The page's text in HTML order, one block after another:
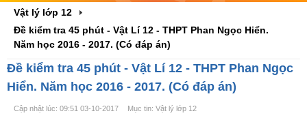
Vật lý lớp 12
Đề kiểm tra 45 phút - Vật Lí 12 - THPT Phan Ngọc Hiển.
Năm học 2016 - 2017. (Có đáp án)
Đề kiểm tra 45 phút - Vật Lí 12 - THPT Phan Ngọc
Hiển. Năm học 2016 - 2017. (Có đáp án)
Cập nhật lúc: 09:51 03-10-2017 Mục tin: Vật lý lớp 12